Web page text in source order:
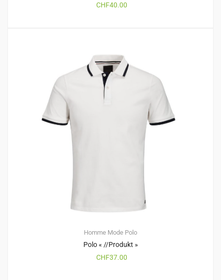
CHF40.00
Homme Mode Polo
Polo « //Produkt »
CHF37.00